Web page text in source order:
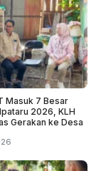
Masuk 7 Besar
2026, KLH
Gerakan ke Desa